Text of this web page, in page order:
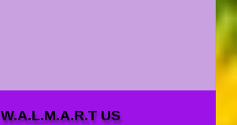
W.A.L.M.A.R.T US